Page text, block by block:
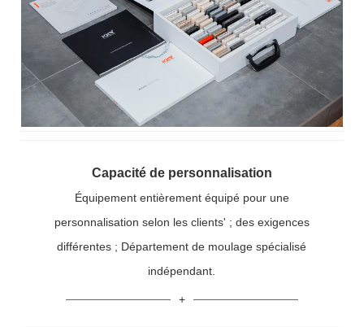
Capacité de personnalisation
Équipement entièrement équipé pour une
personnalisation selon les clients' ; des exigences
différentes ; Département de moulage spécialisé
indépendant.